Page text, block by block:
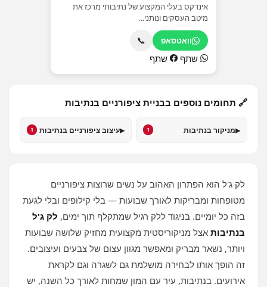
אינדקס בעלי המקצוע של נתיבותי מרכז את
מיטב העסקים ונותני...
וואטסאפ 📞
שתף שתף
🔗 תחומים נוספים בבניית ציפורניים בנתיבות
▸מניקור בנתיבות 1
▸עיצוב ציפורניים בנתיבות 1
לק ג'ל הוא הפתרון האהוב על נשים שרוצות ציפורניים
מטופחות ומבריקות לאורך שבועות — בלי קילופים ובלי לגעת
בזה כל יומיים. בניגוד ללק רגיל שמתקלף תוך ימים, לק ג'ל
בנתיבות אצל מניקוריסטית מקצועית מחזיק שלושה שבועות
ויותר, נשאר מבריק ומאפשר מגוון עצום של צבעים ועיצובים.
זה הופך אותו לבחירה מושלמת גם לשגרה וגם לקראת
אירועים. בנתיבות, עיר עם המון שמחות לאורך כל השנה, יש